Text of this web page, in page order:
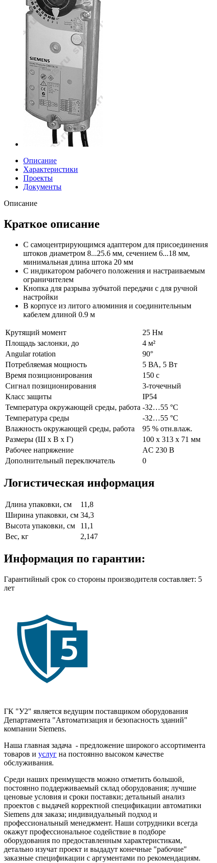
Описание
Характеристики
Проекты
Документы
Описание
Краткое описание
С самоцентрирующимся адаптером для присоединения
штоков диаметром 8...25.6 мм, сечением 6...18 мм,
минимальная длина штока 20 мм
С индикатором рабочего положения и настраиваемым
ограничителем
Кнопка для разрыва зубчатой передачи с для ручной
настройки
В корпусе из литого алюминия и соединительным
кабелем длиной 0.9 м
Крутящий момент
25 Нм
Площадь заслонки, до
4 м²
Angular rotation
90°
Потребляемая мощность
5 ВА, 5 Вт
Время позиционирования
150 с
Сигнал позиционирования
3-точечный
Класс защиты
IP54
Температура окружающей среды, работа -32…55 °C
Температура среды
-32…55 °C
Влажность окружающей среды, работа
95 % отн.влаж.
Размеры (Ш х В х Г)
100 x 313 x 71 мм
Рабочее напряжение
AC 230 В
Дополнительный переключатель
0
Логистическая информация
Длина упаковки, см
11,8
Ширина упаковки, см 34,3
Высота упаковки, см
11,1
Вес, кг
2,147
Информация по гарантии:
Гарантийный срок со стороны производителя составляет: 5
лет
ГК "У2" является ведущим поставщиком оборудования
Департамента "Автоматизация и безопасность зданий"
компании Siemens.
Наша главная задача - предложение широкого ассортимента
товаров и услуг на постоянно высоком качестве
обслуживания.
Среди наших преимуществ можно отметить большой,
постоянно поддерживаемый склад оборудования; лучшие
ценовые условия и сроки поставки; детальный анализ
проектов с выдачей корректной спецификации автоматики
Siemens для заказа; индивидуальный подход и
профессиональный менеджмент. Наши сотрудники всегда
окажут профессиональное содействие в подборе
оборудования по предоставленным характеристикам,
детально изучат проект и выдадут конечные "рабочие"
заказные спецификации с аргументами по рекомендациям.